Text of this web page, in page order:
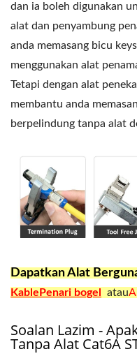
dan ia boleh digunakan
alat dan penyambung
anda memasang bicu
menggunakan alat
Tetapi dengan alat
membantu anda
berpelindung tanpa alat
Dapatkan Alat
KablePenari bogel atau
Soalan Lazim -
Tanpa Alat Cat6A